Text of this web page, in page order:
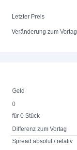
Letzter Preis
Veränderung zum Vortag
Geld
0
für 0 Stück
Differenz zum Vortag
Spread absolut / relativ